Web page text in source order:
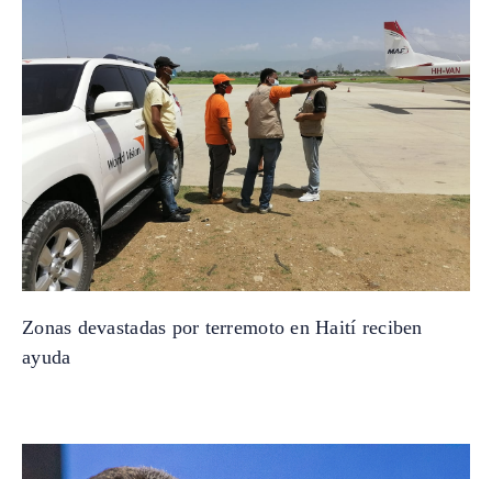
Zonas devastadas por terremoto en Haití reciben
ayuda